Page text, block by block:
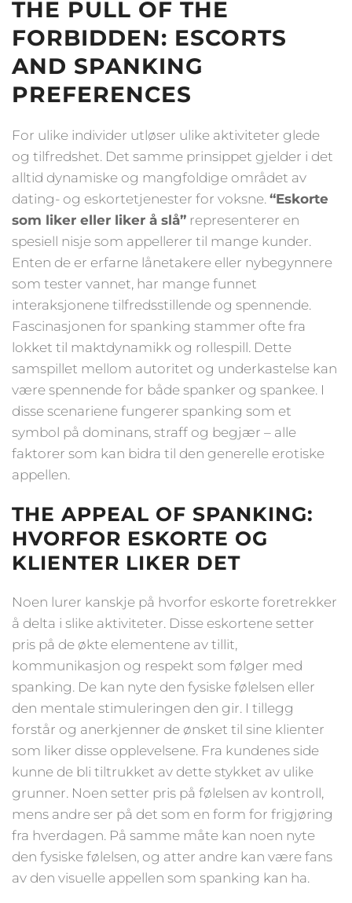
THE PULL OF THE
FORBIDDEN: ESCORTS
AND SPANKING
PREFERENCES
For ulike individer utløser ulike aktiviteter glede
og tilfredshet. Det samme prinsippet gjelder i det
alltid dynamiske og mangfoldige området av
dating- og eskortetjenester for voksne. “Eskorte
som liker eller liker å slå” representerer en
spesiell nisje som appellerer til mange kunder.
Enten de er erfarne lånetakere eller nybegynnere
som tester vannet, har mange funnet
interaksjonene tilfredsstillende og spennende.
Fascinasjonen for spanking stammer ofte fra
lokket til maktdynamikk og rollespill. Dette
samspillet mellom autoritet og underkastelse kan
være spennende for både spanker og spankee. I
disse scenariene fungerer spanking som et
symbol på dominans, straff og begjær – alle
faktorer som kan bidra til den generelle erotiske
appellen.
THE APPEAL OF SPANKING:
HVORFOR ESKORTE OG
KLIENTER LIKER DET
Noen lurer kanskje på hvorfor eskorte foretrekker
å delta i slike aktiviteter. Disse eskortene setter
pris på de økte elementene av tillit,
kommunikasjon og respekt som følger med
spanking. De kan nyte den fysiske følelsen eller
den mentale stimuleringen den gir. I tillegg
forstår og anerkjenner de ønsket til sine klienter
som liker disse opplevelsene. Fra kundenes side
kunne de bli tiltrukket av dette stykket av ulike
grunner. Noen setter pris på følelsen av kontroll,
mens andre ser på det som en form for frigjøring
fra hverdagen. På samme måte kan noen nyte
den fysiske følelsen, og atter andre kan være fans
av den visuelle appellen som spanking kan ha.